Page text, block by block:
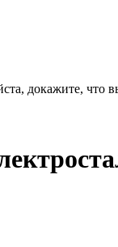
докажите, что